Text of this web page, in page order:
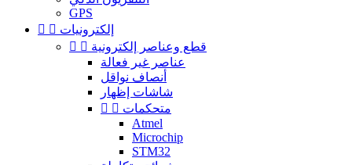
GPS
  إلكترونيات
  قطع وعناصر إلكترونية
عناصر غير فعالة
أنصاف نواقل
شاشات إظهار
  متحكمات
Atmel
Microchip
STM32